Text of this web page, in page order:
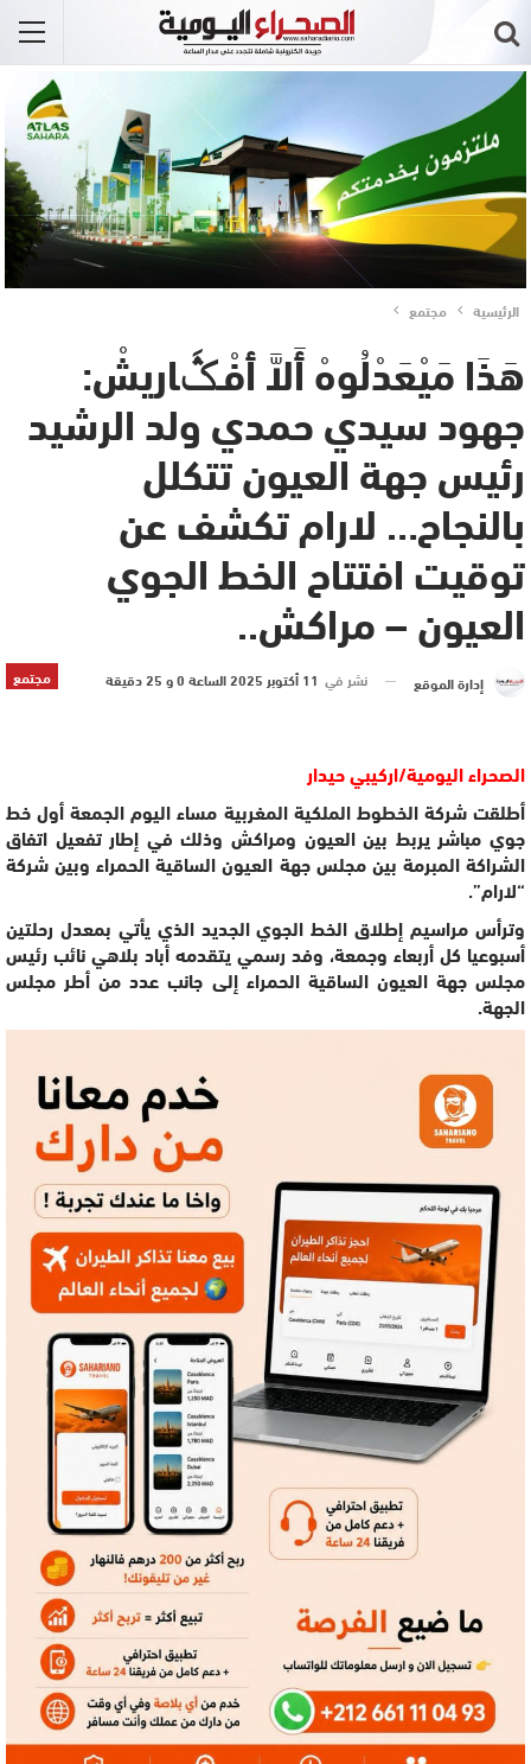
الرئيسية مجتمع
هَذَا مَيْعَدْلُوهْ أَلاَّ أفْـݣَاريشْ:
جهود سيدي حمدي ولد الرشيد
رئيس جهة العيون تتكلل
بالنجاح… لارام تكشف عن
توقيت افتتاح الخط الجوي
العيون – مراكش..
مجتمع إدارة الموقع نشر في 11 أكتوبر 2025 الساعة 0 و 25 دقيقة
الصحراء اليومية/اركيبي حيدار
أطلقت شركة الخطوط الملكية المغربية مساء اليوم الجمعة أول خط
جوي مباشر يربط بين العيون ومراكش وذلك في إطار تفعيل اتفاق
الشراكة المبرمة بين مجلس جهة العيون الساقية الحمراء وبين شركة
“لارام”.
وترأس مراسيم إطلاق الخط الجوي الجديد الذي يأتي بمعدل رحلتين
أسبوعيا كل أربعاء وجمعة، وفد رسمي يتقدمه أباد بلاهي نائب رئيس
مجلس جهة العيون الساقية الحمراء إلى جانب عدد من أطر مجلس
الجهة.